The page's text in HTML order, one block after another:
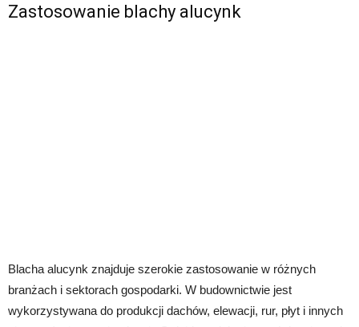
Zastosowanie blachy alucynk
Blacha alucynk znajduje szerokie zastosowanie w różnych
branżach i sektorach gospodarki. W budownictwie jest
wykorzystywana do produkcji dachów, elewacji, rur, płyt i innych